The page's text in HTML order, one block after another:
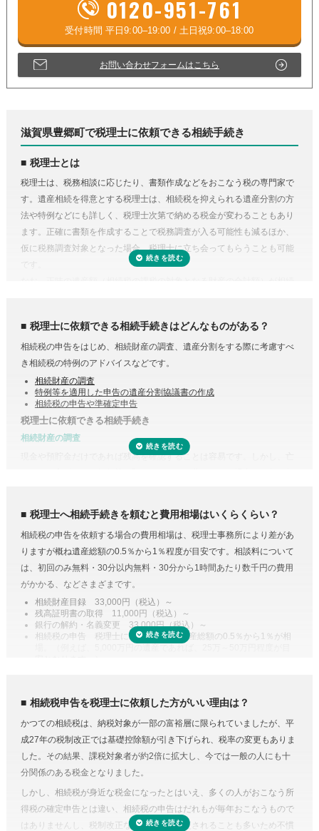
0120-951-761
お問い合わせフォームはこちら
滋賀県豊郷町で税理士に依頼できる相続手続き
税理士とは
税理士は、税務相談に応じたり、書類作成などをおこなう税の専門家で
す。遺産相続を得意とする税理士は、相続税を抑えられる遺産分割の方
法や特例などにも詳しく、税理士次第で納める税金が変わることもあり
ます。正確に書類を作成することで税務調査が入る可能性も減るほか、
仮に税務調査対象となった場合、税理士に立ち会ってもらうことも可能
です。
税理士に依頼できる相続手続きはどんなものがある？
相続税の申告をはじめ、相続財産の調査、遺産分割をする際に考慮すべ
き相続税の特例のアドバイスなどです。
相続財産の調査
特例等を適用した申告の遺産分割協議書の作成
相続税の申告や準確定申告
税理士に依頼できる相続手続き
相続財産の調査
現金や預貯金だけであれば残高を確認することは容易です。しかし、亡
また、株式や貴金属、不動産などは評価をする必要があります。また、
とで合わせて収集・管理が可能になり、取り直しや多く取りすぎなどの
手間・無駄が省けます。
例えば、配偶者が取得した正味の遺産額は、1億6,000万円と配偶者の法
定相続分相当額を比較してどちらか大きい金額までは相続税がかからな
相続税の申告や準確定申告
相続税には申告書の他、総額の計算書、生命保険・財産・債務の明細書
など非常に多くの書類作成が必要となります。もちろん、相続人自身で
申告することもできますが、不動産や非上場株式などは財産の評価が難
しく書類作成も煩雑なことから、税理士に依頼するのが一般的です。
準確定申告とは、亡くなった方の所得の確定と納税の手続きを相続人が
代わりにおこなうこと。準確定申告の対象となるのは1月1日から亡くな
った日までの所得ですが、前年分も申告前であれば合わせて手続きをお
税理士へ相続手続きを頼むと費用相場はいくらくらい？
相続税の申告を依頼する場合の費用相場は、税理士事務所により差があ
りますが概ね遺産総額の0.5％から1％程度が目安です。相談料について
は、初回のみ無料・30分以内無料・30分から1時間あたり数千円の費用
がかかる、などさまざまです。
相続財産目録 33,000円（税込）～
残高証明書の取得 11,000円（税込）～
銀行の解約・名義変更 33,000円（税込）～
相続税の申告 税理士により差があり遺産総額の0.5％から1％が相
人生で数回程度の相続税申告をするためだけに、相続税に関する調べも
のや資料集めに相当の時間と労力を費やすことを考えてみると、税金の
プロの税理士に頼むという選択肢がコストに見合うものだと納得がいく
のではないでしょうか。
費用が気になる方は、相続税申告の費用を複数の専門家にまとめて依頼
できる「 相続費用見積ガイド 」をご利用ください。
相続税申告を税理士に依頼した方がいい理由は？
かつての相続税は、納税対象が一部の富裕層に限られていましたが、平
成27年の税制改正では基礎控除額が引き下げられ、税率の変更もありま
した。その結果、課税対象者が約2倍に拡大し、今では一般の人にも十
分関係のある税金となりました。
しかし、相続税が身近な税金になったとはいえ、多くの人がおこなう所
得税の確定申告とは違い、相続税の申告はだれもが毎年おこなうもので
はありませんし、税制改正などで内容が変更されることも多いため不慣